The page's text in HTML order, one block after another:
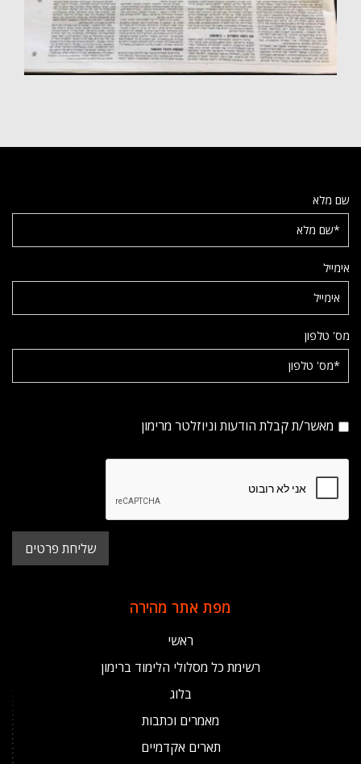
שם מלא
אימייל
מס' טלפון
מאשר/ת קבלת הודעות וניוזלטר מרימון
מפת אתר מהירה
ראשי
רשימת כל מסלולי הלימוד ברימון
בלוג
מאמרים וכתבות
תארים אקדמיים